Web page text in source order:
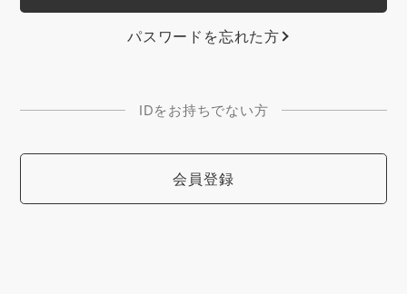
パスワードを忘れた方
IDをお持ちでない方
会員登録